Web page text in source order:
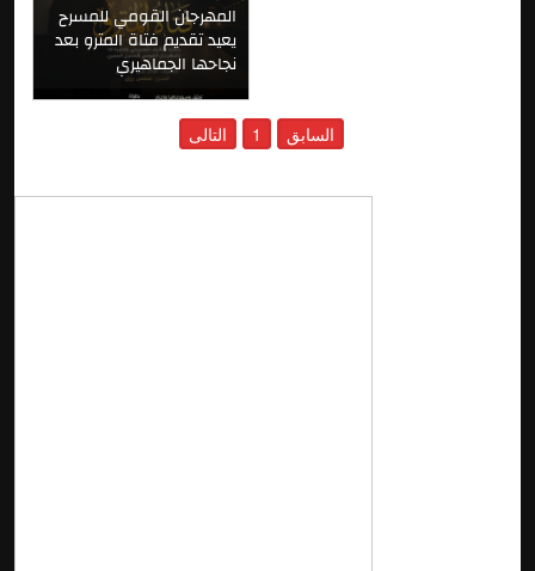
المهرجان القومي للمسرح
يعيد تقديم فتاة المترو بعد
نجاحها الجماهيري
السابق 1 التالى